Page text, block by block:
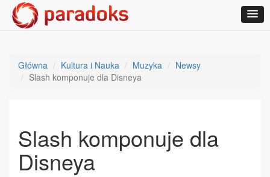
Główna Kultura i Nauka Muzyka
Newsy
Slash komponuje dla Disneya
Slash komponuje dla
Disneya